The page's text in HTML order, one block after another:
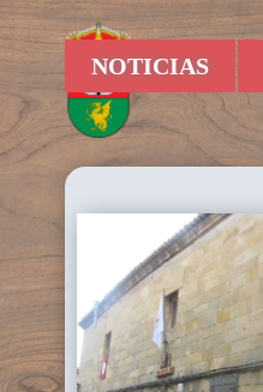
NOTICIAS